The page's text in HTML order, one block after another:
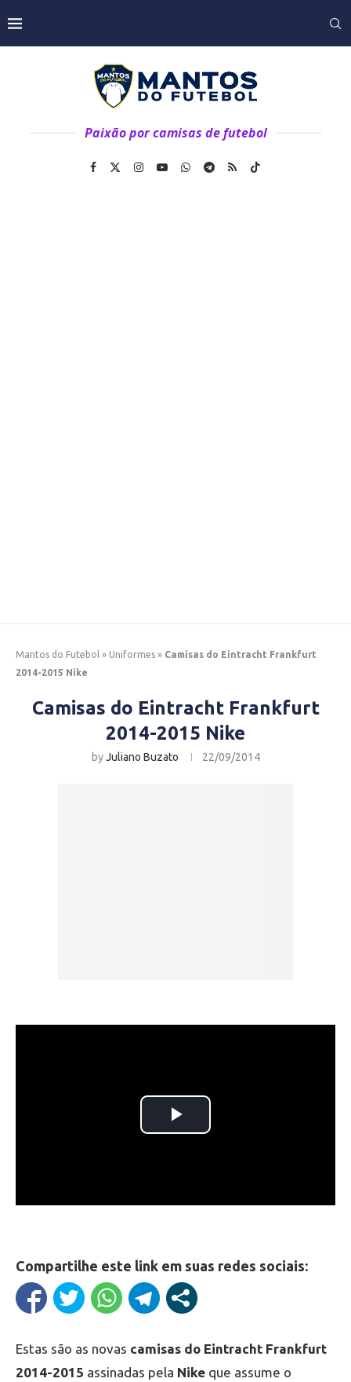
Paixão por camisas de futebol
Mantos do Futebol » Uniformes » Camisas do Eintracht Frankfurt
2014-2015 Nike
Camisas do Eintracht Frankfurt
2014-2015 Nike
byJuliano Buzato 22/09/2014
Compartilhe este link em suas redes sociais:
Estas são as novas camisas do Eintracht Frankfurt
2014-2015 assinadas pela Nike que assume o